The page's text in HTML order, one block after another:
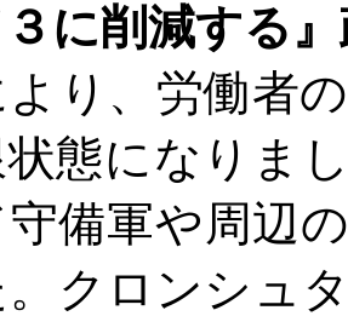
に削減する
り、労働者
態になりま
備軍や周辺
。クロンシュ